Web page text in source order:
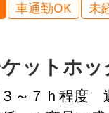
車通勤OK 未
ットホッ
～７ｈ程度